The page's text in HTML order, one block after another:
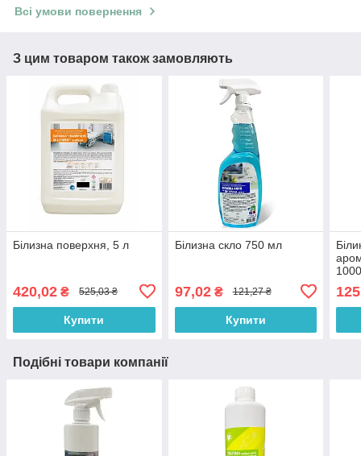
Всі умови повернення
З цим товаром також замовляють
Білизна поверхня, 5 л
420,02 ₴ 525,03 ₴
Купити
Білизна скло 750 мл
97,02₴ 121,27 ₴
Купити
Подібні товари компанії